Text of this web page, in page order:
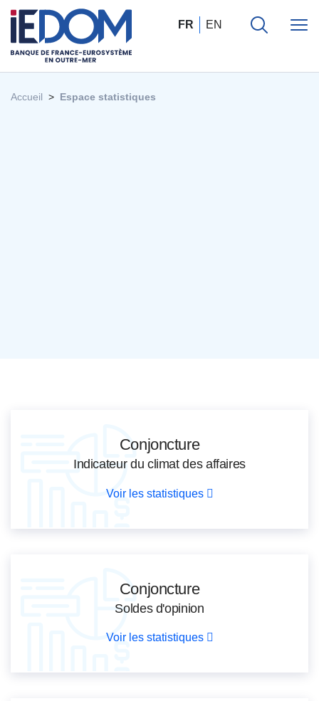
FR EN
Accueil Espace statistiques
Conjoncture
Indicateur du climat des affaires
Voir les statistiques
Conjoncture
Soldes d'opinion
Voir les statistiques